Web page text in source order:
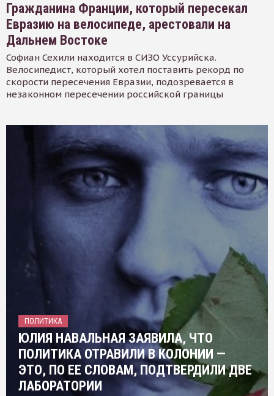
Гражданина Франции, который пересекал
Евразию на велосипеде, арестовали на
Дальнем Востоке
Софиан Сехили находится в СИЗО Уссурийска.
Велосипедист, который хотел поставить рекорд по
скорости пересечения Евразии, подозревается в
незаконном пересечении российской границы
ПОЛИТИКА
ЮЛИЯ НАВАЛЬНАЯ ЗАЯВИЛА, ЧТО
ПОЛИТИКА ОТРАВИЛИ В КОЛОНИИ —
ЭТО, ПО ЕЕ СЛОВАМ, ПОДТВЕРДИЛИ ДВЕ
ЛАБОРАТОРИИ